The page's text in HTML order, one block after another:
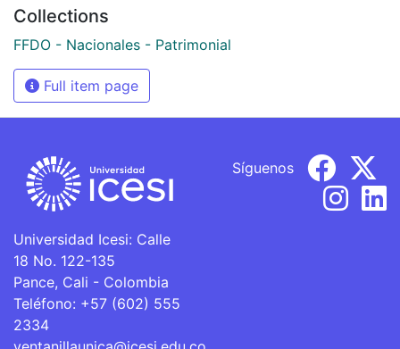
Collections
FFDO - Nacionales - Patrimonial
Full item page
Universidad Icesi: Calle
18 No. 122-135
Pance, Cali - Colombia
Teléfono: +57 (602) 555
2334
Síguenos